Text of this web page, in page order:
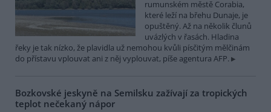
rumunském městě Corabia,
které leží na břehu Dunaje, je
opuštěný. Až na několik člunů
uvázlých v řasách. Hladina
řeky je tak nízko, že plavidla už nemohou kvůli písčitým mělčinám
do přístavu vplouvat ani z něj vyplouvat, píše agentura AFP.
Bozkovské jeskyně na Semilsku zažívají za tropických
teplot nečekaný nápor